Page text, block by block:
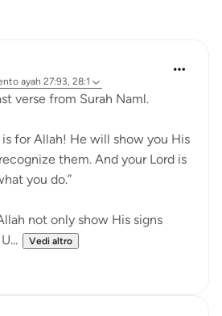
ayah 27:93, 28:1
verse from Surah Naml.
is for Allah! He will show you His
them. And your Lord is
you do.”
not only show His signs
Vedi altro